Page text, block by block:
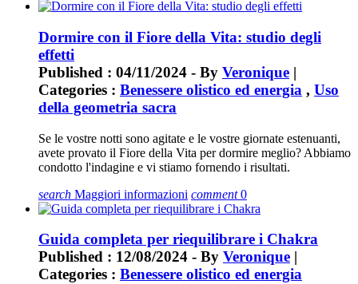
Dormire con il Fiore della Vita: studio degli
effetti
Published : 04/11/2024 - By Veronique |
Categories : Benessere olistico ed energia , Uso
della geometria sacra
Se le vostre notti sono agitate e le vostre giornate estenuanti,
avete provato il Fiore della Vita per dormire meglio? Abbiamo
condotto l'indagine e vi stiamo fornendo i risultati.
search Maggiori informazioni comment0
Guida completa per riequilibrare i Chakra
Published : 12/08/2024 - By Veronique |
Categories : Benessere olistico ed energia